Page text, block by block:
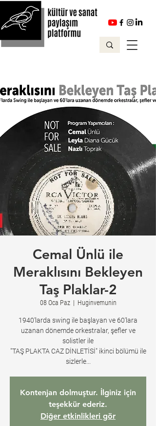
Cemal Ünlü ile
Meraklısını Bekleyen
Taş Plaklar-2
08 Oca Paz
  |
Huginvemunin
1940'larda swing ile başlayan ve 60'lara
uzanan dönemde orkestralar, şefler ve
solistler ile
"TAŞ PLAKTA CAZ DİNLETİSİ" ikinci bölümü ile
sizlerle...
Kontenjan dolmuştur. İlginiz için
teşekkür ederiz.
Diğer etkinlikleri gör